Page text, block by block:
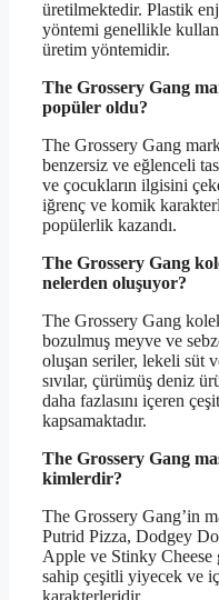
üretilmektedir. Plastik
yöntemi genellikle
üretim yöntemidir.
The Grossery Gang
popüler oldu?
The Grossery Gang
benzersiz ve eğlenceli
ve çocukların ilgisini
iğrenç ve komik
popülerlik kazandı.
The Grossery Gang
nelerden oluşuyor?
The Grossery Gang
bozulmuş meyve ve
oluşan seriler, lekeli süt
sıvılar, çürümüş deniz
daha fazlasını içeren
kapsamaktadır.
The Grossery Gang
kimlerdir?
The Grossery Gang’in
Putrid Pizza, Dodgey
Apple ve Stinky Cheese
sahip çeşitli yiyecek ve